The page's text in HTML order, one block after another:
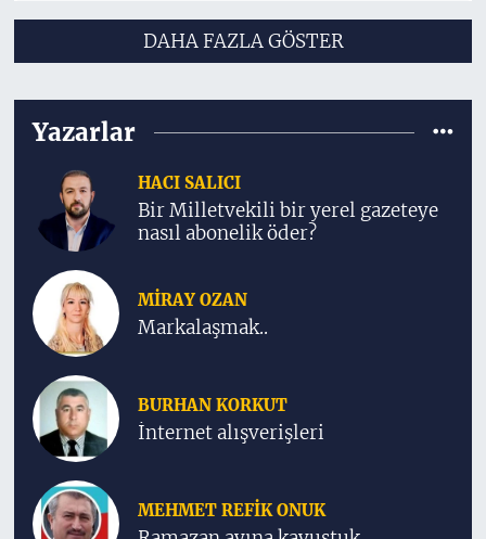
DAHA FAZLA GÖSTER
Yazarlar
HACI SALICI
Bir Milletvekili bir yerel gazeteye
nasıl abonelik öder?
MIRAY OZAN
Markalaşmak..
BURHAN KORKUT
İnternet alışverişleri
MEHMET REFIK ONUK